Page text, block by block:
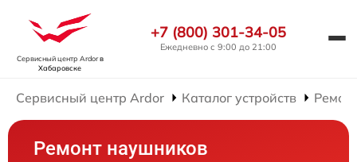
Сервисный центр Ardorв
Хабаровске
+7 (800) 301-34-05
Ежедневно с 9:00 до 21:00
Сервисный центр Ardor Каталог устройств
Ремонт наушников